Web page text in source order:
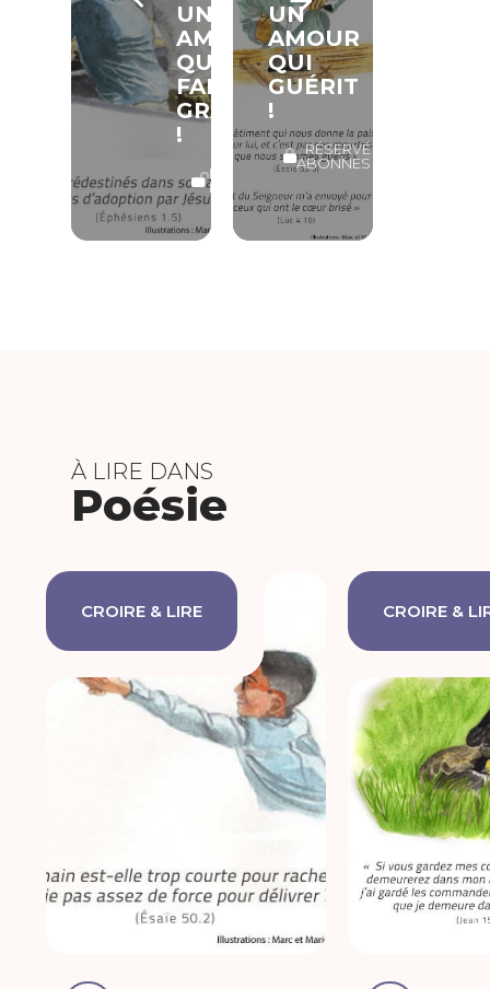
UN
AMOUR
QUI
FAIT
GRÂCE
!
LECTURE
LIBRE
UN
AMOUR
QUI
GUÉRIT
!
RÉSERVÉ
ABONNÉS
À LIRE DANS
Poésie
CROIRE & LIRE CROIRE &